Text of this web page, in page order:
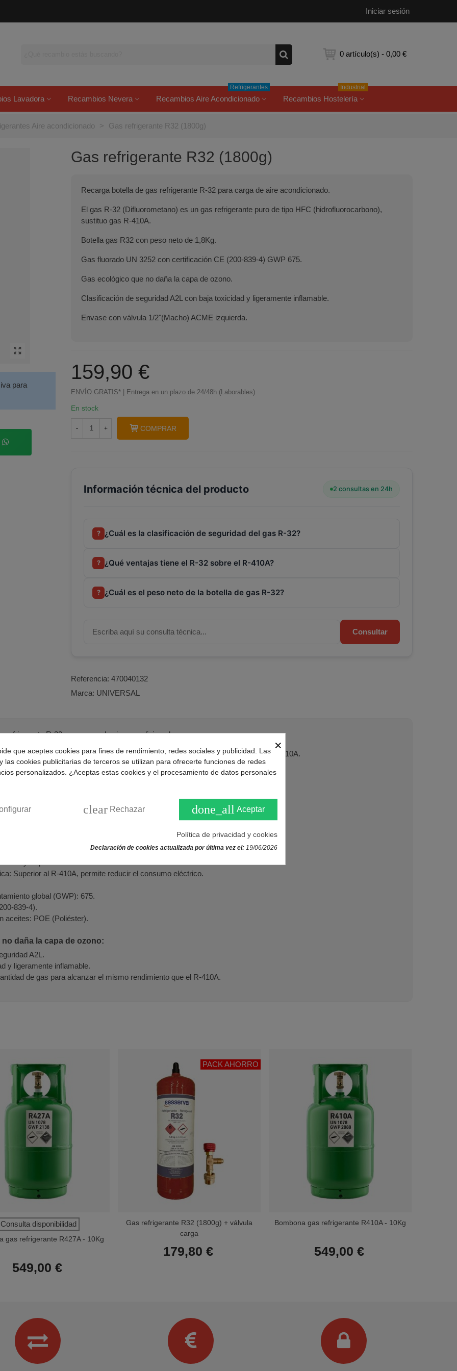
Iniciar sesión
0 artículo(s) - 0,00 €
Lavadora Recambios Nevera Recambios Aire Acondicionado
Refrigerantes
Recambios Hostelería
Industrial
Aire acondicionado > Gas refrigerante R32 (1800g)
para
Gas refrigerante R32 (1800g)
Recarga botella de gas refrigerante R-32 para carga de aire acondicionado.
El gas R-32 (Difluorometano) es un gas refrigerante puro de tipo HFC (hidrofluorocarbono),
sustituo gas R-410A.
Botella gas R32 con peso neto de 1,8Kg.
Gas fluorado UN 3252 con certificación CE (200-839-4) GWP 675.
Gas ecológico que no daña la capa de ozono.
Clasificación de seguridad A2L con baja toxicidad y ligeramente inflamable.
Envase con válvula 1/2"(Macho) ACME izquierda.
159,90 €
ENVÍO GRATIS* | Entrega en un plazo de 24/48h (Laborables)
En stock
- + COMPRAR
Información técnica del producto 2 consultas en 24h
? ¿Cuál es la clasificación de seguridad del gas R-32?
? ¿Qué ventajas tiene el R-32 sobre el R-410A?
? ¿Cuál es el peso neto de la botella de gas R-32?
Consultar
Referencia: 470040132
Marca: UNIVERSAL
refrigerante R-32 para carga de aire acondicionado.
es un gas refrigerante puro de tipo HFC (hidrofluorocarbono), sustituo gas R-410A.
de 1,8kg peso neto.
ACME izquierda.
R-32
(no es mezcla).
Similar a la del R-410A.
Mayor que la del R-410A.
Superior al R-410A, permite reducir el consumo eléctrico.
global (GWP): 675.
839-4).
aceites: POE (Poliéster).
daña la capa de ozono:
A2L.
y ligeramente inflamable.
de gas para alcanzar el mismo rendimiento que el R-410A.
Consulta disponibilidad
gas refrigerante R427A - 10Kg
549,00 €
PACK AHORRO
Gas refrigerante R32 (1800g) + válvula
carga
179,80 €
Bombona gas refrigerante R410A - 10Kg
549,00 €
Terminal de consulta ○ Motor activo -
refrigerante R32 (1800g)
×
que aceptes cookies para fines de rendimiento, redes sociales y publicidad. Las
las cookies publicitarias de terceros se utilizan para ofrecerte funciones de redes
personalizados. ¿Aceptas estas cookies y el procesamiento de datos personales
clear Rechazar done_all Aceptar
Política de privacidad y cookies
Declaración de cookies actualizada por última vez el: 19/06/2026